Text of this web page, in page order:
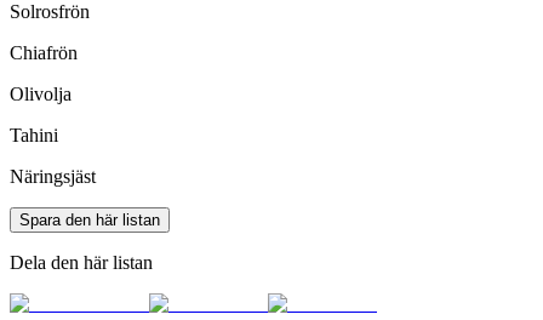
Solrosfrön
Chiafrön
Olivolja
Tahini
Näringsjäst
Spara den här listan
Dela den här listan